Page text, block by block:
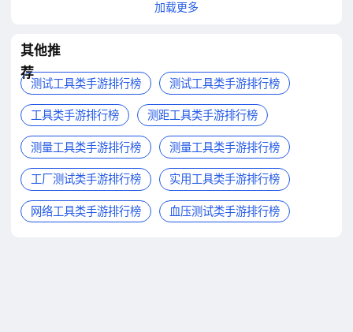
加载更多
其他推
荐
测试工具类手游排行榜 测试工具类手游排行榜
工具类手游排行榜 测距工具类手游排行榜
测量工具类手游排行榜 测量工具类手游排行榜
工厂测试类手游排行榜 实用工具类手游排行榜
网络工具类手游排行榜 血压测试类手游排行榜